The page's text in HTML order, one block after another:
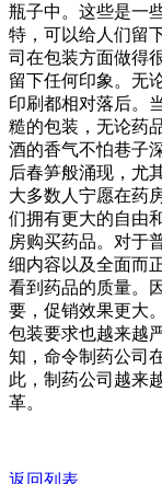
瓶子中。这些是一
特，可以给人们留
司在包装方面做得
留下任何印象。无
印刷都相对落后。
糙的包装，无论药
酒的香气不怕巷子
后春笋般涌现，尤
大多数人宁愿在药
们拥有更大的自由
房购买药品。对于
细内容以及全面而
看到药品的质量。
要，促销效果更大
包装要求也越来越
知，命令制药公司
此，制药公司越来
革。
返回列表